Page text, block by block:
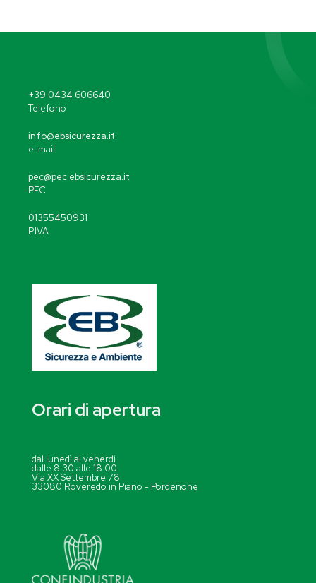
+39 0434 606640
Telefono
info@ebsicurezza.it
e-mail
pec@pec.ebsicurezza.it
PEC
01355450931
P.IVA
Orari di apertura
dal lunedì al venerdì
dalle 8.30 alle 18.00
Via XX Settembre 78
33080 Roveredo in Piano - Pordenone